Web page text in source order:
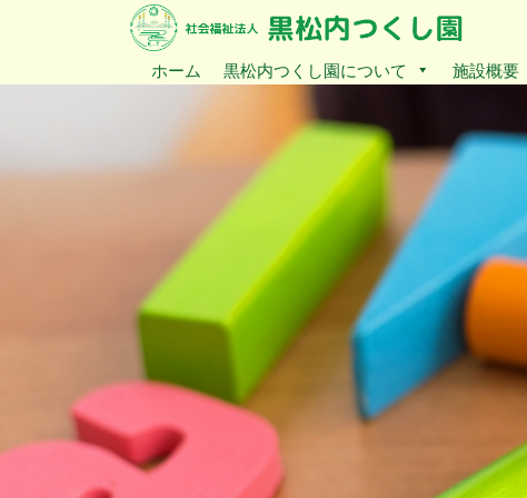
ホーム
黒松内つくし園について 施設概要